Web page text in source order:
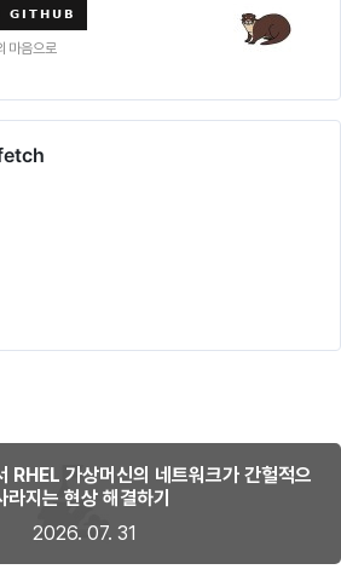
마음으로
가상머신의 네트워크가 간헐적으
라지는 현상 해결하기
2026. 07. 31